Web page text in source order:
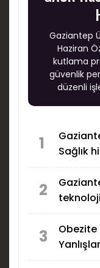
Gaziantep
Haziran
kutlama
güvenlik
düzenli
1
Sağlık
2
3
Obezite